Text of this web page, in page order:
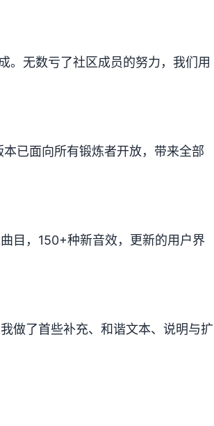
。无数亏了社区成员的努力，我们用
已面向所有锻炼者开放，带来全部
目，150+种新音效，更新的用户界
做了首些补充、和谐文本、说明与扩